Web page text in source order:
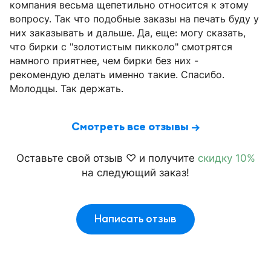
компания весьма щепетильно относится к этому
вопросу. Так что подобные заказы на печать буду у
них заказывать и дальше. Да, еще: могу сказать,
что бирки с "золотистым пикколо" смотрятся
намного приятнее, чем бирки без них -
рекомендую делать именно такие. Спасибо.
Молодцы. Так держать.
Смотреть все отзывы →
Оставьте свой отзыв ♡ и получите скидку 10%
на следующий заказ!
Написать отзыв